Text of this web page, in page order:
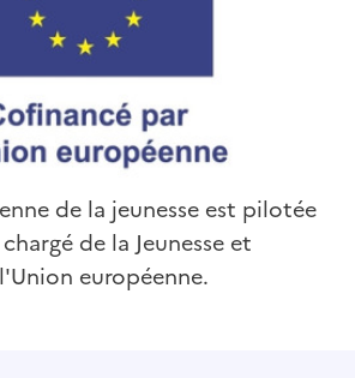
de la jeunesse est pilotée
de la Jeunesse et
européenne.